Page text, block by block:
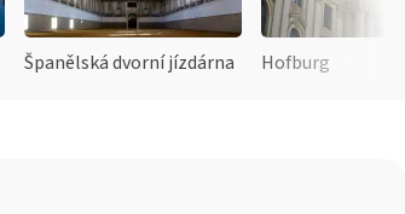
Španělská dvorní jízdárna Hofburg